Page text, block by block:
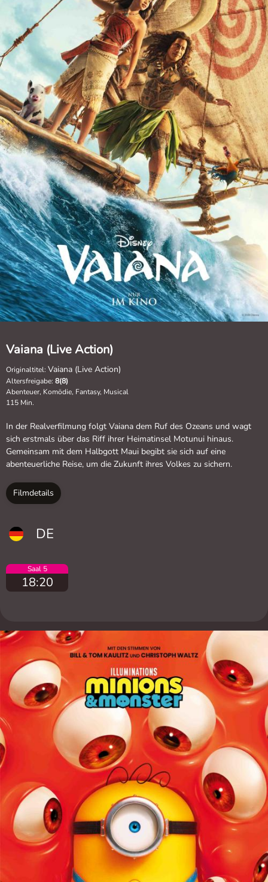
Vaiana (Live Action)
Originaltitel: Vaiana (Live Action)
Altersfreigabe: 8(8)
Abenteuer, Komödie, Fantasy, Musical
115 Min.
In der Realverfilmung folgt Vaiana dem Ruf des Ozeans und wagt
sich erstmals über das Riff ihrer Heimatinsel Motunui hinaus.
Gemeinsam mit dem Halbgott Maui begibt sie sich auf eine
abenteuerliche Reise, um die Zukunft ihres Volkes zu sichern.
Filmdetails
DE
Saal 5
18:20